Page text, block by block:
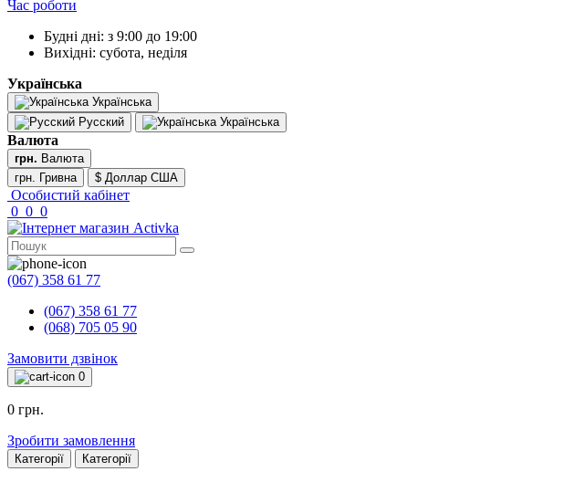
Час роботи
Будні дні: з 9:00 до 19:00
Вихідні: субота, неділя
Українська
Українська
Русский
Українська
Валюта
грн. Валюта
грн. Гривна
$ Доллар США
Особистий кабінет
0 0 0
(067) 358 61 77
(067) 358 61 77
(068) 705 05 90
Замовити дзвінок
0
0 грн.
Зробити замовлення
Категорії Категорії